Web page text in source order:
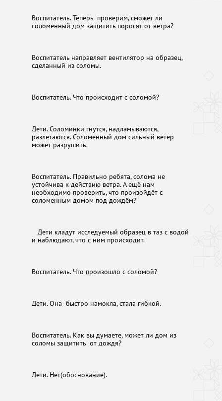
Воспитатель. Теперь проверим, сможет ли
соломенный дом защитить поросят от ветра?
Воспитатель направляет вентилятор на образец,
сделанный из соломы.
Воспитатель. Что происходит с соломой?
Дети. Соломинки гнутся, надламываются,
разлетаются. Соломенный дом сильный ветер
может разрушить.
Воспитатель. Правильно ребята, солома не
устойчива к действию ветра. А ещё нам
необходимо проверить, что произойдёт с
соломенным домом под дождём?
Дети кладут исследуемый образец в таз с водой
и наблюдают, что с ним происходит.
Воспитатель. Что произошло с соломой?
Дети. Она быстро намокла, стала гибкой.
Воспитатель. Как вы думаете, может ли дом из
соломы защитить от дождя?
Дети. Нет(обоснование).